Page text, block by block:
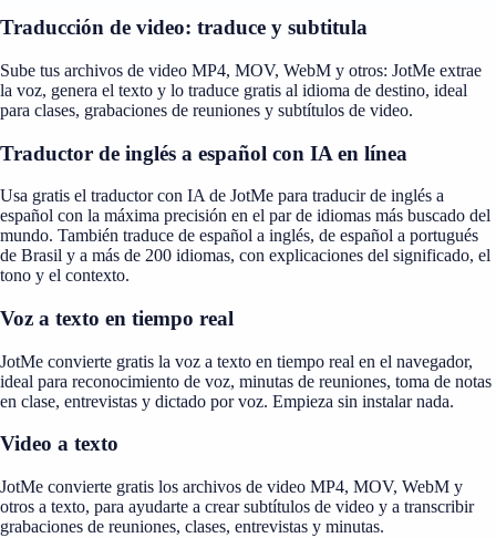
Traducción de video: traduce y subtitula
Sube tus archivos de video MP4, MOV, WebM y otros: JotMe extrae
la voz, genera el texto y lo traduce gratis al idioma de destino, ideal
para clases, grabaciones de reuniones y subtítulos de video.
Traductor de inglés a español con IA en línea
Usa gratis el traductor con IA de JotMe para traducir de inglés a
español con la máxima precisión en el par de idiomas más buscado del
mundo. También traduce de español a inglés, de español a portugués
de Brasil y a más de 200 idiomas, con explicaciones del significado, el
tono y el contexto.
Voz a texto en tiempo real
JotMe convierte gratis la voz a texto en tiempo real en el navegador,
ideal para reconocimiento de voz, minutas de reuniones, toma de notas
en clase, entrevistas y dictado por voz. Empieza sin instalar nada.
Video a texto
JotMe convierte gratis los archivos de video MP4, MOV, WebM y
otros a texto, para ayudarte a crear subtítulos de video y a transcribir
grabaciones de reuniones, clases, entrevistas y minutas.